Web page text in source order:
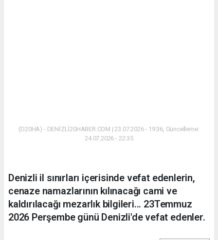
(D20HA) - DENİZLİ20HABER.COM | 23.07.2026 - 19:36, Güncelleme:
24.07.2026 - 22:35
Denizli il sınırları içerisinde vefat edenlerin,
cenaze namazlarının kılınacağı cami ve
kaldırılacağı mezarlık bilgileri... 23Temmuz
2026 Perşembe günü Denizli'de vefat edenler.